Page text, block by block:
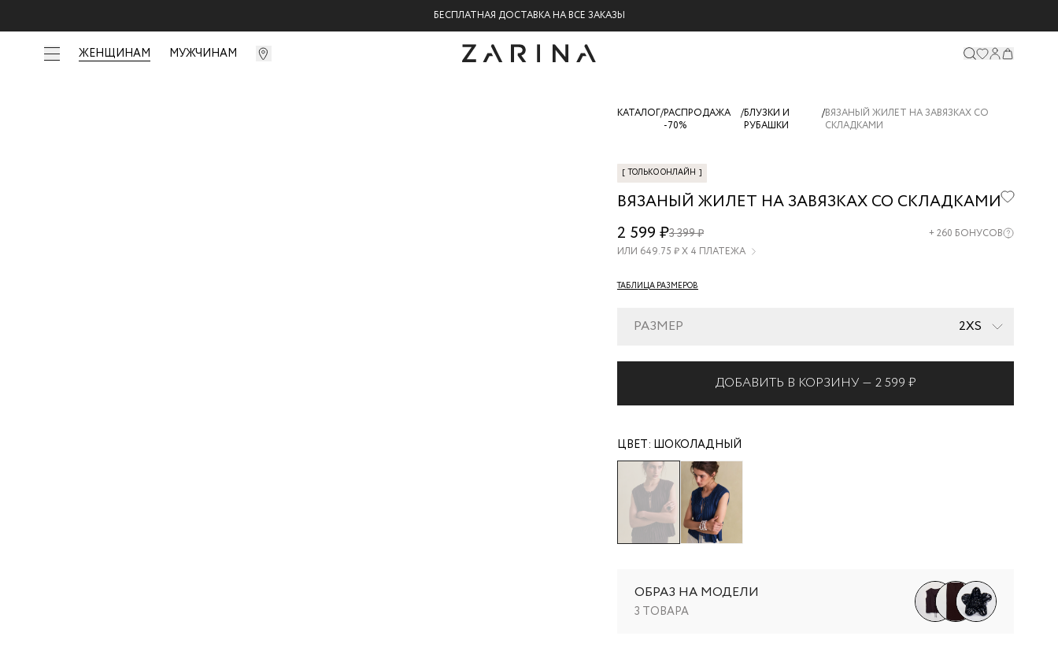
БЕСПЛАТНАЯ ДОСТАВКА НА ВСЕ ЗАКАЗЫ
ЖЕНЩИНАМ МУЖЧИНАМ
КАТАЛОГ/РАСПРОДАЖА
-70%
/БЛУЗКИ И
РУБАШКИ
/ВЯЗАНЫЙ ЖИЛЕТ НА ЗАВЯЗКАХ СО
СКЛАДКАМИ
[ ТОЛЬКО ОНЛАЙН ]
ВЯЗАНЫЙ ЖИЛЕТ НА ЗАВЯЗКАХ СО СКЛАДКАМИ
ZR2607033315-
22
2 599 ₽3 399 ₽ +260 БОНУСОВ
ИЛИ 649.75 ₽ Х 4 ПЛАТЕЖА
ТАБЛИЦА РАЗМЕРОВ
РАЗМЕР 2XS
ДОБАВИТЬ В КОРЗИНУ — 2 599 ₽
ЦВЕТ: ШОКОЛАДНЫЙ
ОБРАЗ НА МОДЕЛИ
3 ТОВАРА